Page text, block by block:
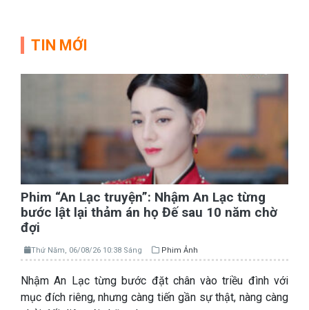
TIN MỚI
Phim “An Lạc truyện”: Nhậm An Lạc từng
bước lật lại thảm án họ Đế sau 10 năm chờ
đợi
Thứ Năm, 06/08/26 10:38 Sáng Phim Ảnh
Nhậm An Lạc từng bước đặt chân vào triều đình với
mục đích riêng, nhưng càng tiến gần sự thật, nàng càng